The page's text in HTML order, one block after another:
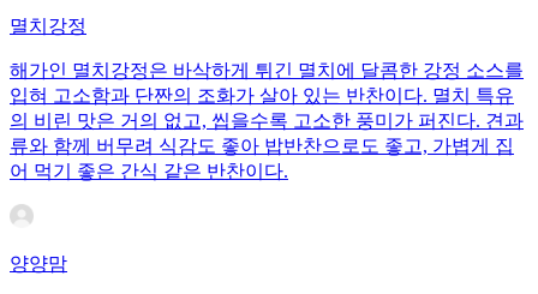
멸치강정
해가인 멸치강정은 바삭하게 튀긴 멸치에 달콤한 강정 소스를
입혀 고소함과 단짠의 조화가 살아 있는 반찬이다. 멸치 특유
의 비린 맛은 거의 없고, 씹을수록 고소한 풍미가 퍼진다. 견과
류와 함께 버무려 식감도 좋아 밥반찬으로도 좋고, 가볍게 집
어 먹기 좋은 간식 같은 반찬이다.
양양맘